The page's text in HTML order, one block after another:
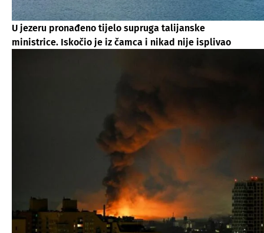
U jezeru pronađeno tijelo supruga talijanske
ministrice. Iskočio je iz čamca i nikad nije isplivao